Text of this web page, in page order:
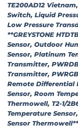
TE200AD12 Vietnam,
Switch, Liquid
Low Pressure
**GREYSTONE
Sensor, Outdoor
Sensor, Platinum
Transmitter,
Transmitter,
Remote Differential
Sensor, Room
Thermowell, T2-1/
Temperature Sensor,
Sensor Thermowell**